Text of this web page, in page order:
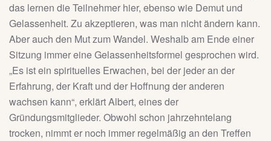
das lernen die Teilnehmer hier, ebenso wie Demut und
Gelassenheit. Zu akzeptieren, was man nicht ändern kann.
Aber auch den Mut zum Wandel. Weshalb am Ende einer
Sitzung immer eine Gelassenheitsformel gesprochen wird.
„Es ist ein spirituelles Erwachen, bei der jeder an der
Erfahrung, der Kraft und der Hoffnung der anderen
wachsen kann“, erklärt Albert, eines der
Gründungsmitglieder. Obwohl schon jahrzehntelang
trocken, nimmt er noch immer regelmäßig an den Treffen